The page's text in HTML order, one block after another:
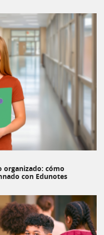
organizado: cómo
con Edunotes